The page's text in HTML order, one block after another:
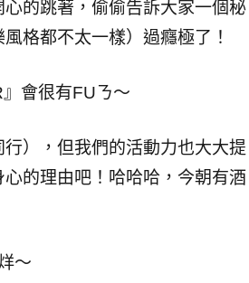
的跳著，偷偷告訴大家一個秘
格都不太一樣）過癮極了！
會很有FUㄋ～
），但我們的活動力也大大提
的理由吧！哈哈哈，今朝有酒
～